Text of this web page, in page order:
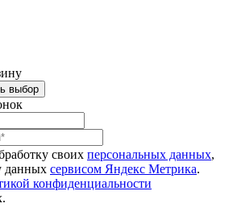
выбор
своих персональных данных,
данных сервисом Яндекс Метрика.
конфиденциальности